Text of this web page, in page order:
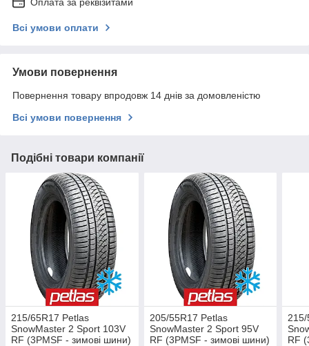
Оплата за реквізитами
Всі умови оплати
Умови повернення
Повернення товару впродовж 14 днів за домовленістю
Всі умови повернення
Подібні товари компанії
215/65R17 Petlas
SnowMaster 2 Sport 103V
RF (3PMSF - зимові шини)
205/55R17 Petlas
SnowMaster 2 Sport 95V
RF (3PMSF - зимові шини)
RF